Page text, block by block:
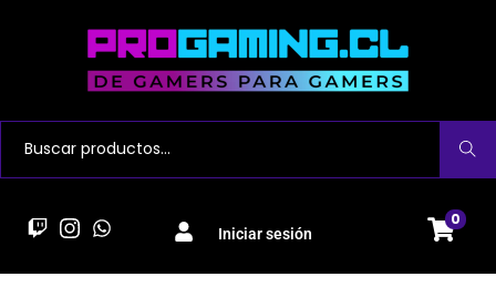
Buscar
Iniciar sesión
0